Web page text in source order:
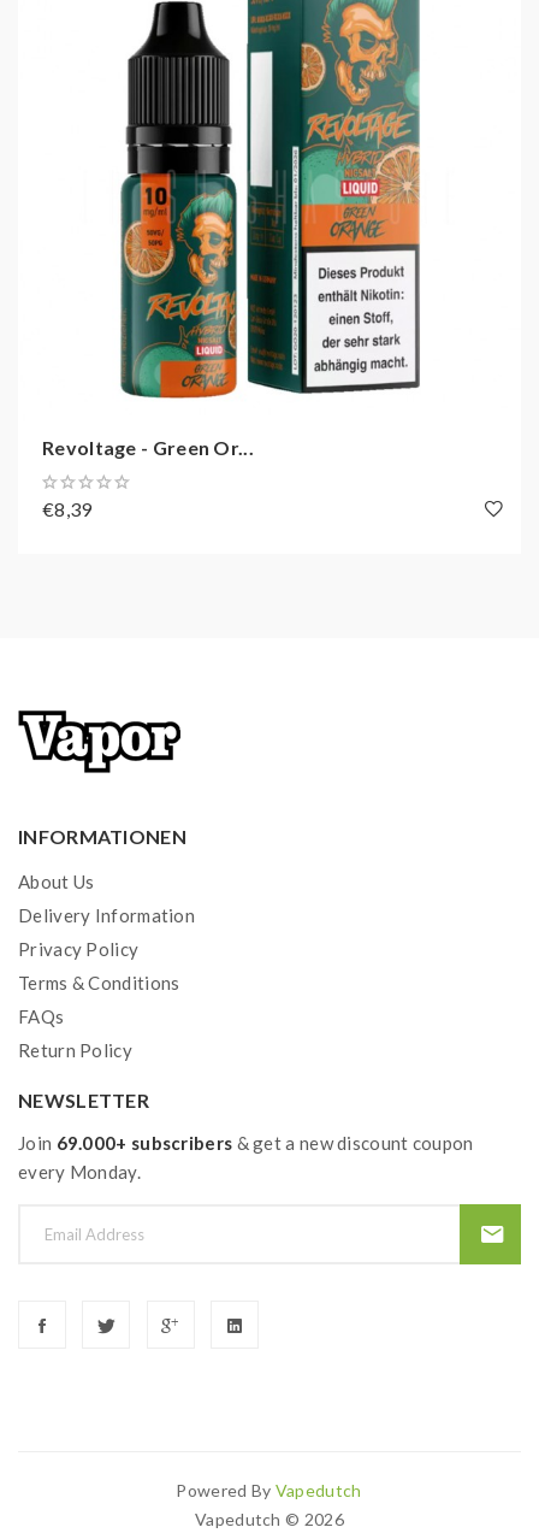
Revoltage - Green Or...
€8,39
INFORMATIONEN
About Us
Delivery Information
Privacy Policy
Terms & Conditions
FAQs
Return Policy
NEWSLETTER
Join 69.000+ subscribers & get a new discount coupon
every Monday.
Powered By Vapedutch
Search For More Popular Websites:
Vapedutch © 2026